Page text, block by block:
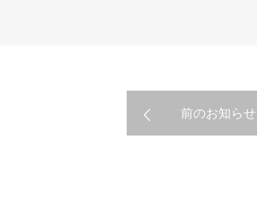
前のお知らせ